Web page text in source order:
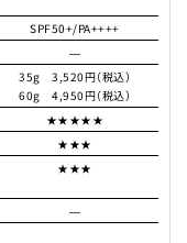
SPF50+/PA++++
―
35g 3,520円（税込）
60g 4,950円（税込）
★★★★★
★★★
★★★
―